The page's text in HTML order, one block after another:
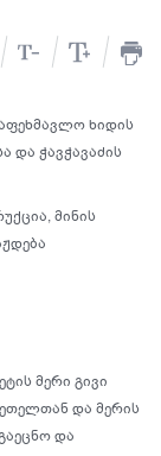
ხიდის
და ჭავჭავაძის
მინის
მერი გივი
და მერის
და